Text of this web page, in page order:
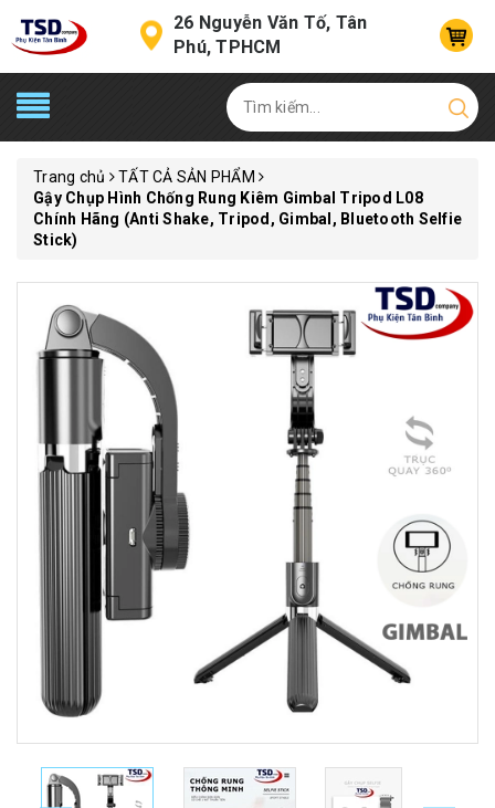
26 Nguyễn Văn Tố, Tân
Phú, TPHCM
Trang chủ
TẤT CẢ SẢN PHẨM
Gậy Chụp Hình Chống Rung Kiêm Gimbal Tripod L08
Chính Hãng (Anti Shake, Tripod, Gimbal, Bluetooth Selfie
Stick)